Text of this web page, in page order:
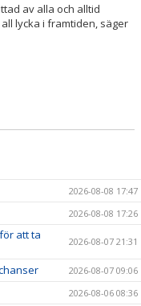
av alla och alltid
lycka i framtiden, säger
2026-08-08 17:47
2026-08-08 17:26
att ta
2026-08-07 21:31
2026-08-07 09:06
2026-08-06 08:36